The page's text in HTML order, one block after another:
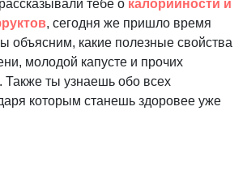
тебе о калорийности и
, сегодня же пришло время
объясним, какие полезные свойства
молодой капусте и прочих
ты узнаешь обо всех
которым станешь здоровее уже